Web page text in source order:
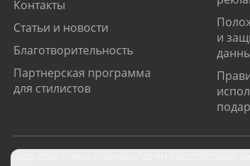
Контакты
Статьи и новости
Благотворительность
Партнерская программа
для стилистов
и